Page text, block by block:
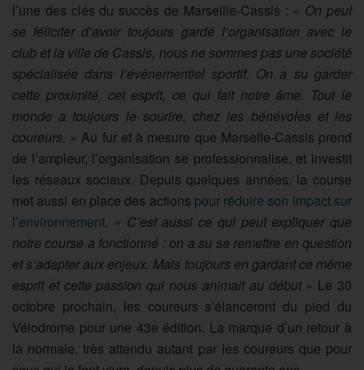
l’une des clés du succès de Marseille-Cassis : « On peut
se féliciter d’avoir toujours gardé l’organisation avec le
club et la ville de Cassis, nous ne sommes pas une société
spécialisée dans l’événementiel sportif. On a su garder
cette proximité, cet esprit, ce qui fait notre âme. Tout le
monde a toujours le sourire, chez les bénévoles et les
coureurs. » Au fur et à mesure que Marselle-Cassis prend
de l’ampleur, l’organisation se professionnalise, et investit
les réseaux sociaux. Depuis quelques années, la course
met aussi en place des actions pour réduire son impact sur
l’environnement. « C’est aussi ce qui peut expliquer que
notre course a fonctionné :on a su se remettre en question
et s’adapter aux enjeux. Mais toujours en gardant ce même
esprit et cette passion qui nous animait au début » Le 30
octobre prochain, les coureurs s’élanceront du pied du
Vélodrome pour une 43e édition. La marque d’un retour à
la normale, très attendu autant par les coureurs que pour